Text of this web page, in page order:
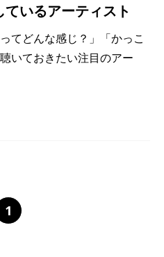
いるアーティスト
てどんな感じ？」「かっこ
いておきたい注目のアー
1